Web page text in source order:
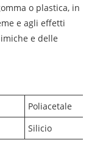
o plastica, in
e agli effetti
e delle
Poliacetale
Silicio